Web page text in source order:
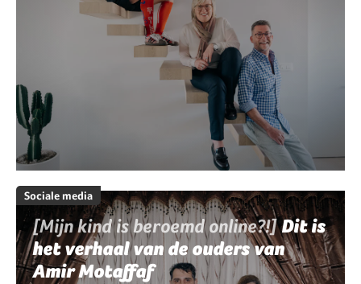
Sociale media
[Mijn kind is beroemd online?!]Dit is
het verhaal van de ouders van
Amir Motaffaf